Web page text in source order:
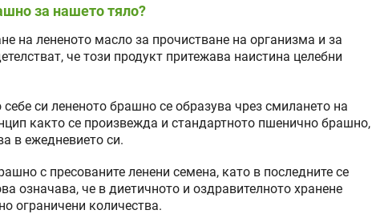
за нашето тяло?
на лененото масло за прочистване на организма и за
че този продукт притежава наистина целебни
си лененото брашно се образува чрез смилането на
както се произвежда и стандартното пшенично брашно,
в ежедневието си.
с пресованите ленени семена, като в последните се
означава, че в диетичното и оздравителното хранене
ограничени количества.